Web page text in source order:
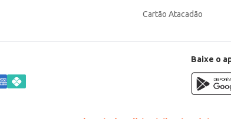
Cartão Atacadão
Baixe o